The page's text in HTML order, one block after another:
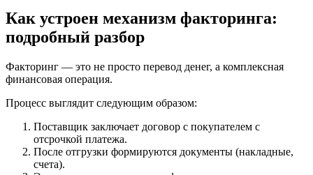
Как устроен механизм факторинга:
подробный разбор
Факторинг — это не просто перевод денег, а комплексная
финансовая операция.
Процесс выглядит следующим образом:
Поставщик заключает договор с покупателем с
отсрочкой платежа.
После отгрузки формируются документы (накладные,
счета).